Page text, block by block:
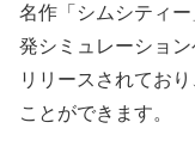
名作「シムシティ
発シミュレーショ
リリースされてお
ことができます。